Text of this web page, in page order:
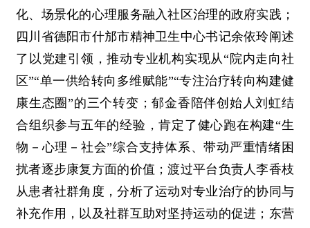
化、场景化的心理服务融入社区治理的政府实践；
四川省德阳市什邡市精神卫生中心书记余依玲阐述
了以党建引领，推动专业机构实现从“院内走向社
区”“单一供给转向多维赋能”“专注治疗转向构建健
康生态圈”的三个转变；郁金香陪伴创始人刘虹结
合组织参与五年的经验，肯定了健心跑在构建“生
物－心理－社会”综合支持体系、带动严重情绪困
扰者逐步康复方面的价值；渡过平台负责人李香枝
从患者社群角度，分析了运动对专业治疗的协同与
补充作用，以及社群互助对坚持运动的促进；东营